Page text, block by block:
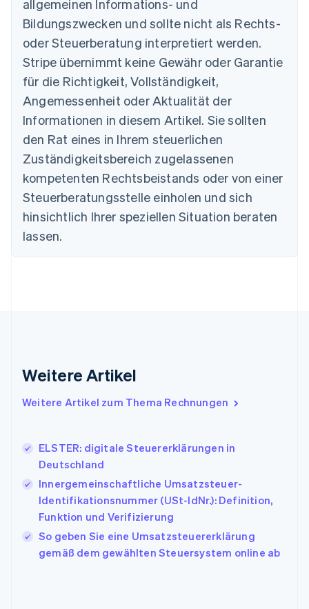
allgemeinen Informations- und
Bildungszwecken und sollte nicht als Rechts-
oder Steuerberatung interpretiert werden.
Stripe übernimmt keine Gewähr oder Garantie
für die Richtigkeit, Vollständigkeit,
Angemessenheit oder Aktualität der
Informationen in diesem Artikel. Sie sollten
den Rat eines in Ihrem steuerlichen
Zuständigkeitsbereich zugelassenen
kompetenten Rechtsbeistands oder von einer
Steuerberatungsstelle einholen und sich
hinsichtlich Ihrer speziellen Situation beraten
lassen.
Weitere Artikel
Weitere Artikel zum Thema Rechnungen
ELSTER: digitale Steuererklärungen in
Deutschland
Innergemeinschaftliche Umsatzsteuer-
Identifikationsnummer (USt-IdNr.): Definition,
Funktion und Verifizierung
So geben Sie eine Umsatzsteuererklärung
gemäß dem gewählten Steuersystem online ab
Australien
Belgien
NederlandsFrançais DeutschEnglish
Brasilien
Português English
Bulgarien
English
Dänemark
English
Deutschland
Deutsch English
Estland
English
English
Indien
English
Italien
ItalianoEnglish
Japan
日本語English
Kanada
EnglishFrançais
Kroatien
EnglishItaliano
Lettland